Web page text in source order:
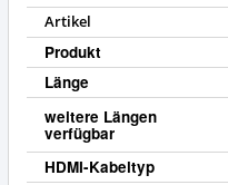
Artikel
Produkt
Länge
weitere Längen
verfügbar
HDMI-Kabeltyp